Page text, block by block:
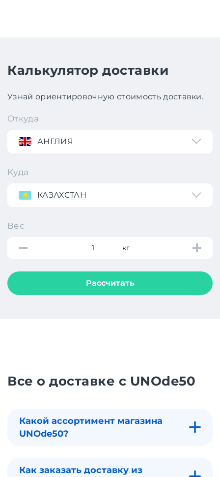
Калькулятор доставки
Узнай ориентировочную стоимость доставки.
Откуда
АНГЛИЯ
Куда
КАЗАХСТАН
Вес
кг
Рассчитать
Все о доставке с UNOde50
Какой ассортимент магазина
UNOde50?
Как заказать доставку из